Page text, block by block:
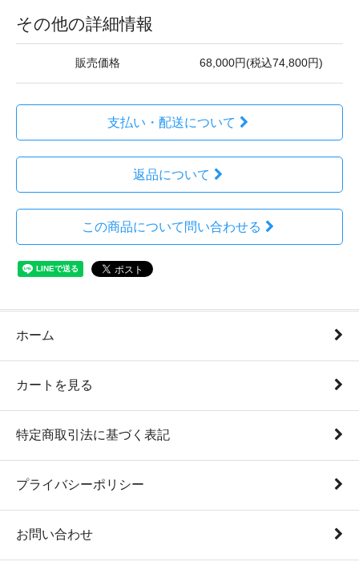
その他の詳細情報
販売価格 68,000円(税込74,800円)
支払い・配送について
返品について
この商品について問い合わせる
ホーム
カートを見る
特定商取引法に基づく表記
プライバシーポリシー
お問い合わせ